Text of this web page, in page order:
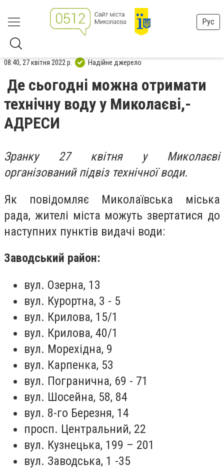
Рус
08:40, 27 квітня 2022 р. Надійне джерело
Де сьогодні можна отримати
технічну воду у Миколаєві,-
АДРЕСИ
Зранку 27 квітня у Миколаєві
організований підвіз технічної води.
Як повідомляє Миколаївська міська
рада, жителі міста можуть звертатися до
наступних пунктів видачі води:
Заводський район:
вул. Озерна, 13
вул. Курортна, 3 - 5
вул. Крилова, 15/1
вул. Крилова, 40/1
вул. Морехідна, 9
вул. Карпенка, 53
вул. Погранична, 69 - 71
вул. Шосейна, 58, 84
вул. 8-го Березня, 14
просп. Центральний, 22
вул. Кузнецька, 199 – 201
вул. Заводська, 1 -35